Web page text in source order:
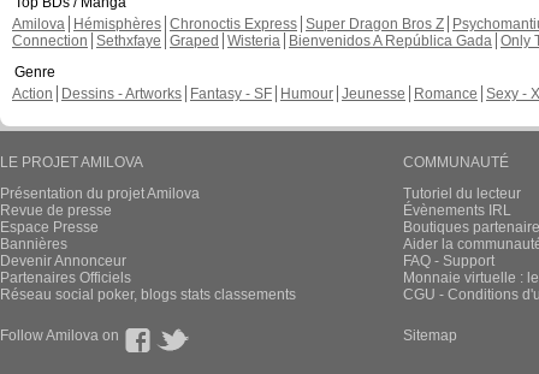
Amilova
Hémisphères Chronoctis Express Super Dragon Bros Z
Connection Sethxfaye Graped Wisteria Bienvenidos A República Gada Only
Genre
Action
Dessins - Artworks Fantasy - SF Humour Jeunesse Romance Sexy -
LE PROJET AMILOVA
Présentation du projet Amilova
Revue de presse
Espace Presse
Bannières
Devenir Annonceur
Partenaires Officiels
Réseau social poker, blogs stats classements
COMMUNAUTÉ
Tutoriel du lecteur
Évènements IRL
Boutiques
Aider la
FAQ - Support
Monnaie virtuelle :
CGU - Conditions
Follow Amilova on Sitemap